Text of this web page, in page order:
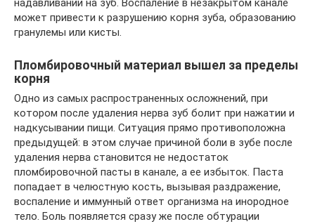
надавливании на зуб. Воспаление в незакрытом канале
может привести к разрушению корня зуба, образованию
гранулемы или кисты.
Пломбировочный материал вышел за пределы
корня
Одно из самых распространенных осложнений, при
котором после удаления нерва зуб болит при нажатии и
надкусывании пищи. Ситуация прямо противоположна
предыдущей: в этом случае причиной боли в зубе после
удаления нерва становится не недостаток
пломбировочной пасты в канале, а ее избыток. Паста
попадает в челюстную кость, вызывая раздражение,
воспаление и иммунный ответ организма на инородное
тело. Боль появляется сразу же после обтурации